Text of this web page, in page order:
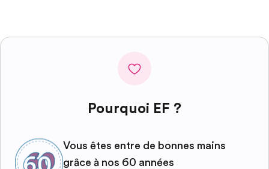
Pourquoi EF ?
Vous êtes entre de bonnes mains
grâce à nos 60 années